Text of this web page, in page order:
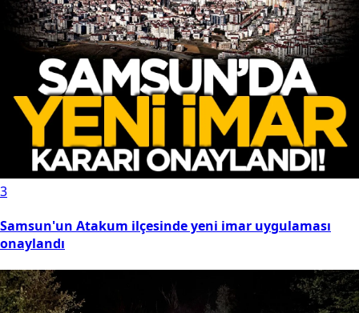
3
Samsun'un Atakum ilçesinde yeni imar uygulaması
onaylandı